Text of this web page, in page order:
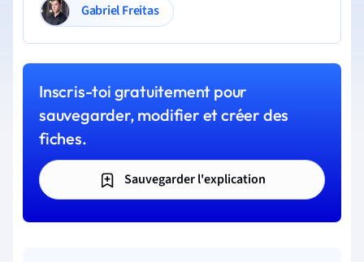
Gabriel Freitas
Inscris-toi gratuitement pour
sauvegarder, modifier et créer des
fiches.
Sauvegarder l'explication